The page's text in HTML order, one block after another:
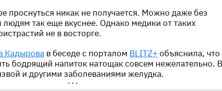
проснуться никак не получается. Можно даже без
так еще вкуснее. Однако медики от таких
не в восторге.
Кадырова в беседе с порталом BLITZ+ объяснила, что
бодрящий напиток натощак совсем нежелательно. В
и другими заболеваниями желудка.
•••